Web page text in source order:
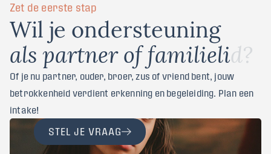
Zet de eerste stap
Wil je ondersteuning
als partner of familielid?
Of je nu partner, ouder, broer, zus of vriend bent, jouw
betrokkenheid verdient erkenning en begeleiding. Plan een
intake!
STEL JE VRAAG